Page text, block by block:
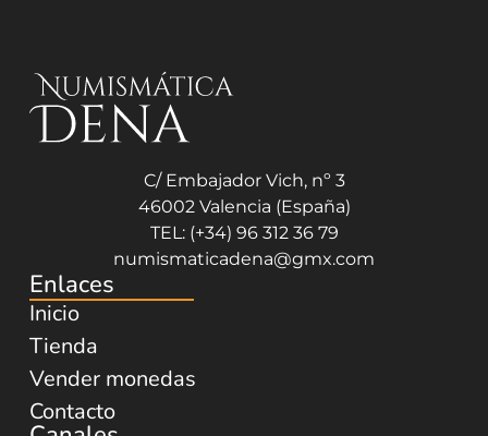
C/ Embajador Vich, nº 3
46002 Valencia (España)
TEL: (+34) 96 312 36 79
numismaticadena@gmx.com
Enlaces
Inicio
Tienda
Vender monedas
Contacto